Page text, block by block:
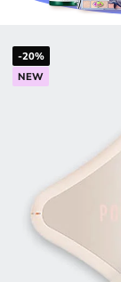
-20%
NEW